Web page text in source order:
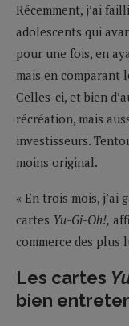
Récemment, j’ai
adolescents qui
pour une fois, en
mais en comparant
Celles-ci, et bien
récréation, mais
investisseurs.
moins original.
« En trois mois, j’ai
cartes Yu-Gi-Oh!,
commerce des plus
Les cartes
bien